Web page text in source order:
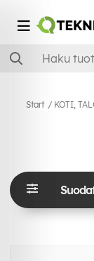
Start KOTI,